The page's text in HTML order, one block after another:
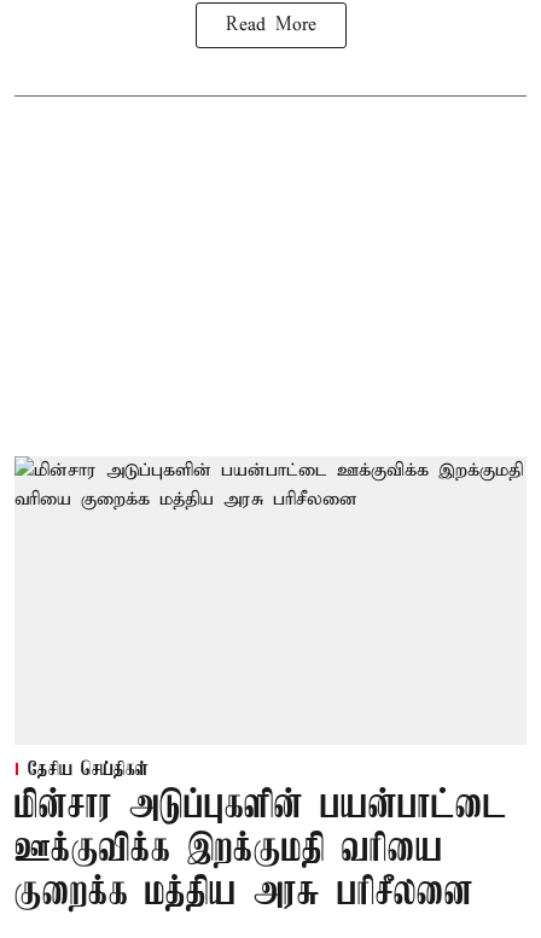
Read More
தேசிய செய்திகள்
மின்சார அடுப்புகளின் பயன்பாட்டை
ஊக்குவிக்க இறக்குமதி வரியை
குறைக்க மத்திய அரசு பரிசீலனை